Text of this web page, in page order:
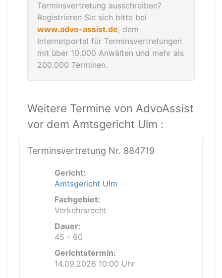
Terminsvertretung ausschreiben?
Registrieren Sie sich bitte bei
www.advo-assist.de, dem
Internetportal für Terminsvertretungen
mit über 10.000 Anwälten und mehr als
200.000 Terminen.
Weitere Termine von AdvoAssist
vor dem Amtsgericht Ulm :
Terminsvertretung Nr. 884719
Gericht:
Amtsgericht Ulm
Fachgebiet:
Verkehrsrecht
Dauer:
45 - 60
Gerichtstermin:
14.09.2026 10:00 Uhr